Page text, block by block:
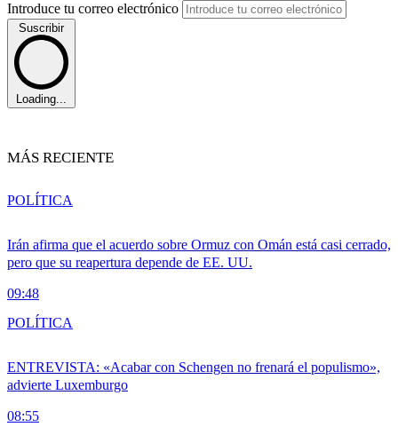
Introduce tu correo electrónico
Suscribir
Loading...
MÁS RECIENTE
Irán afirma que el acuerdo sobre Ormuz con Omán está casi cerrado,
pero que su reapertura depende de EE. UU.
09:48
POLÍTICA
ENTREVISTA: «Acabar con Schengen no frenará el populismo»,
advierte Luxemburgo
08:55
POLÍTICA